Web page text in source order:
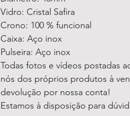
Vidro: Cristal Safira
Crono: 100 % funcional
Caixa: Aço inox
Pulseira: Aço inox
Todas fotos e vídeos postadas
nós dos próprios produtos à
devolução por nossa conta!
Estamos à disposição para